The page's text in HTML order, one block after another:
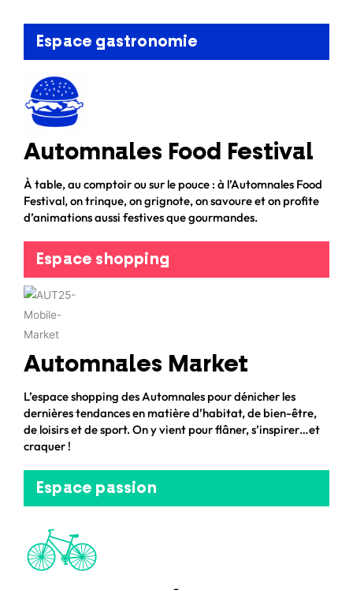
Espace gastronomie
Automnales Food Festival
À table, au comptoir ou sur le pouce : à l’Automnales Food
Festival, on trinque, on grignote, on savoure et on profite
d’animations aussi festives que gourmandes.
Espace shopping
Automnales Market
L’espace shopping des Automnales pour dénicher les
dernières tendances en matière d’habitat, de bien-être,
de loisirs et de sport. On y vient pour flâner, s’inspirer…et
craquer !
Espace passion